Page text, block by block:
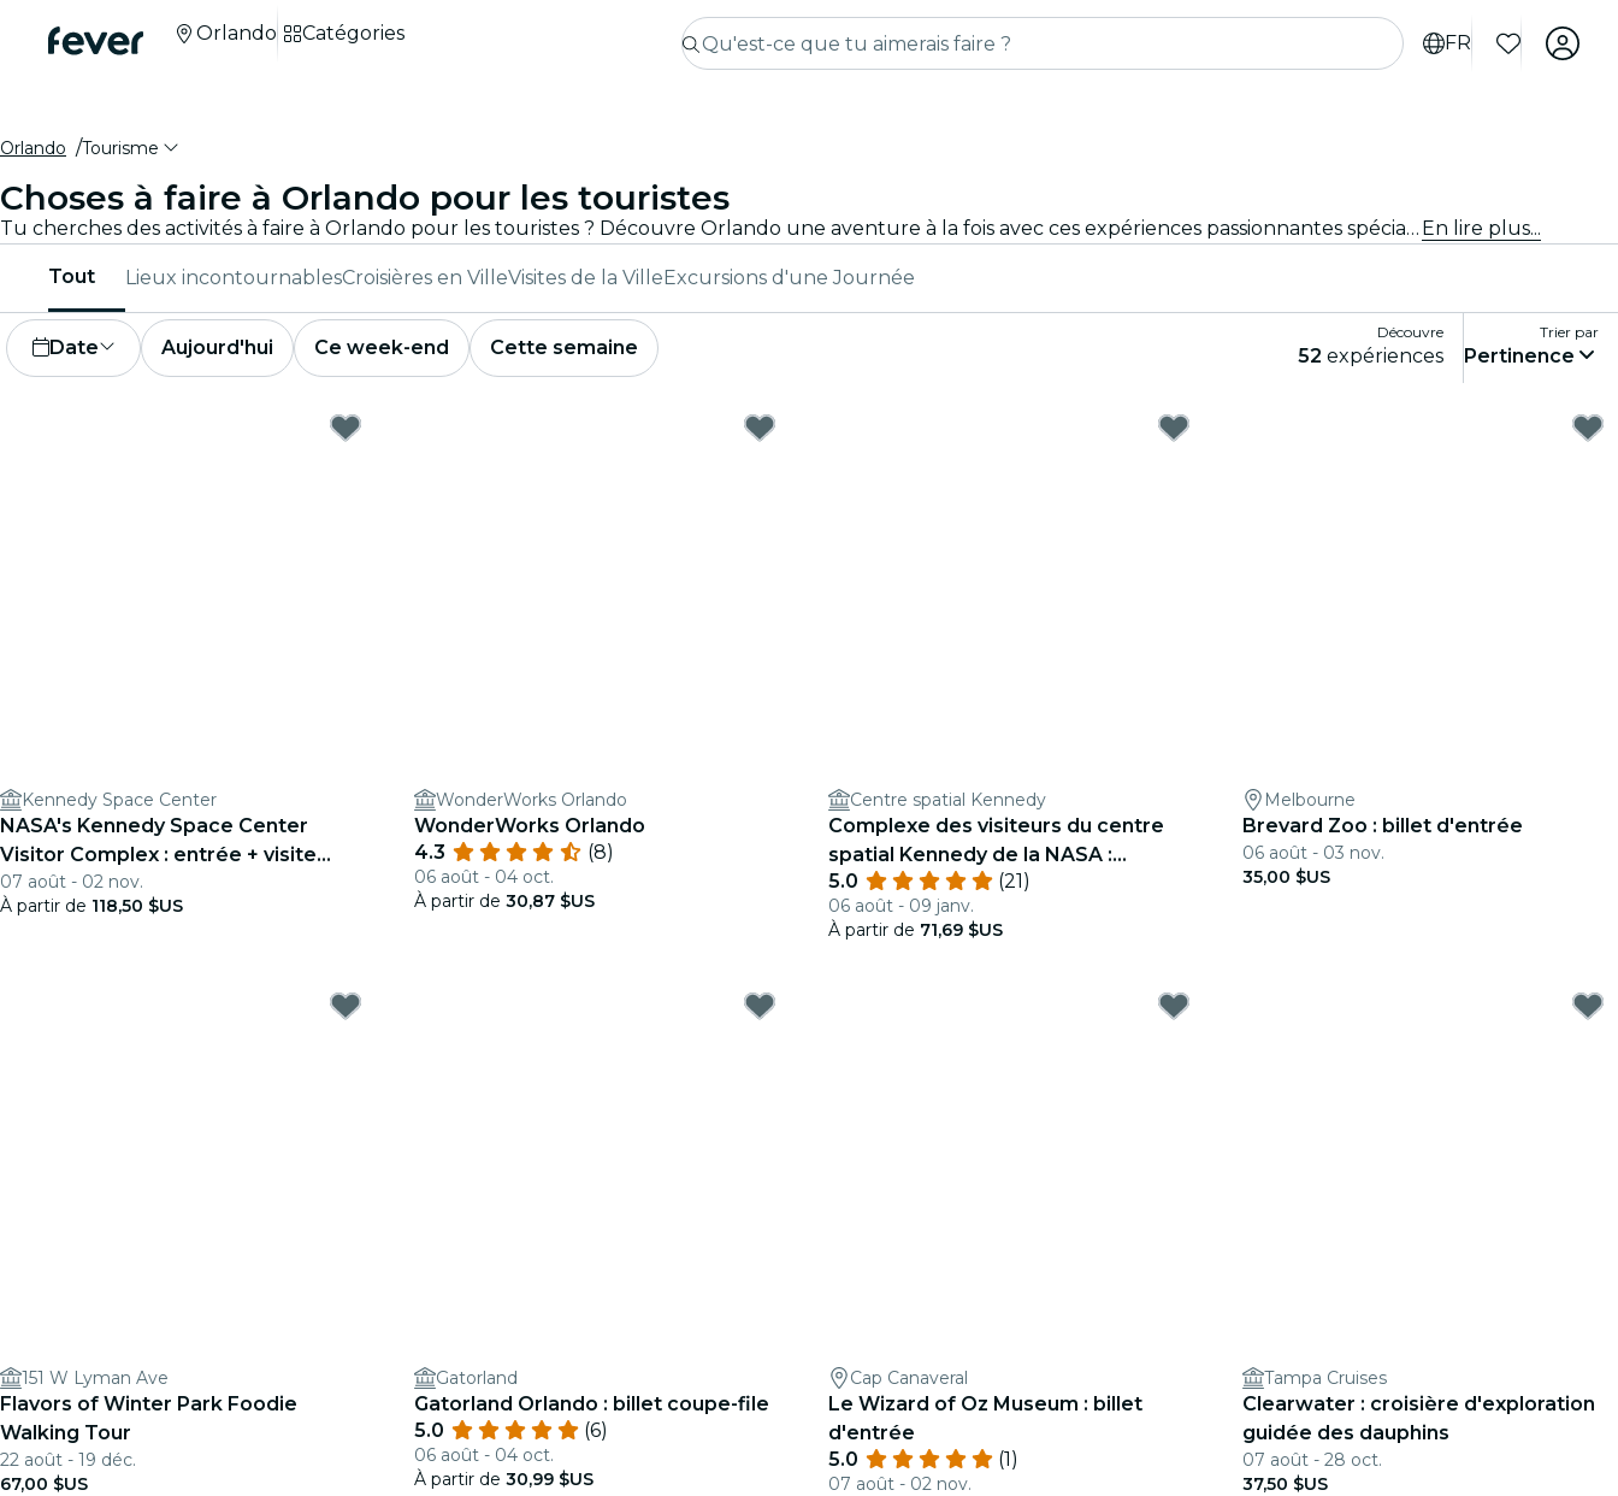
FR
Orlando Catégories
Orlando Tourisme
Choses à faire à Orlando pour les touristes
Tu cherches des activités à faire à Orlando pour les touristes ? Découvre Orlando une aventure à la fois avec ces expériences passionnantes spécialement conçues pour les touristes. Découvre les meilleures choses à faire ! En lire plus...
Tout Lieux incontournablesCroisières en VilleVisites de la VilleExcursions d'une Journée
Date Aujourd'hui Ce week-end Cette semaine
Découvre
52 expériences
Trier par
Pertinence
Kennedy Space Center
NASA's Kennedy Space Center
Visitor Complex : entrée + visite
guidée
07 août - 02 nov.
À partir de 118,50 $US
WonderWorks Orlando
WonderWorks Orlando
4.3
(8)
06 août - 04 oct.
À partir de 30,87 $US
Centre spatial Kennedy
Complexe des visiteurs du centre
spatial Kennedy de la NASA :
Admission journalière
5.0 (21)
06 août - 09 janv.
À partir de 71,69 $US
Melbourne
Brevard Zoo : billet d'entrée
06 août - 03 nov.
35,00 $US
151 W Lyman Ave
Flavors of Winter Park Foodie
Walking Tour
22 août - 19 déc.
67,00 $US
Gatorland
Gatorland Orlando : billet coupe-file
5.0
(6)
06 août - 04 oct.
À partir de 30,99 $US
Cap Canaveral
Le Wizard of Oz Museum : billet
d'entrée
5.0
(1)
07 août - 02 nov.
Tampa Cruises
Clearwater : croisière d'exploration
guidée des dauphins
07 août - 28 oct.
37,50 $US